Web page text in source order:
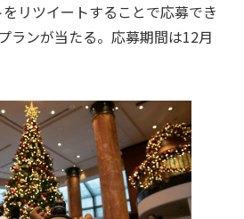
リツイートすることで応募でき
ランが当たる。応募期間は12月